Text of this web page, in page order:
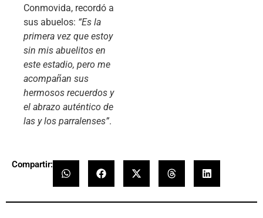
Conmovida, recordó a
sus abuelos: “Es la
primera vez que estoy
sin mis abuelitos en
este estadio, pero me
acompañan sus
hermosos recuerdos y
el abrazo auténtico de
las y los parralenses”.
Compartir: